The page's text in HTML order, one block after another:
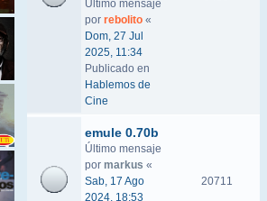
Último mensaje
por rebolito «
Dom, 27 Jul
2025, 11:34
Publicado en
Hablemos de
Cine
emule 0.70b
Último mensaje
por markus «
Sab, 17 Ago
2024, 18:53
20711